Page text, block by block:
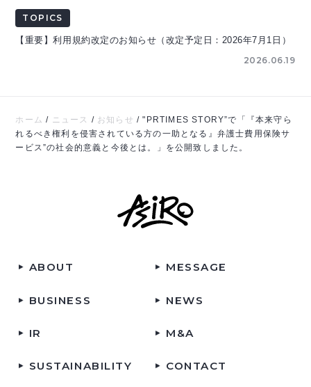
TOPICS
【重要】利用規約改定のお知らせ（改定予定日：2026年7月1日）
2026.06.19
ホーム / ニュース / お知らせ /"PRTIMES STORY”で「『本来守ら
れるべき権利を侵害されている方の一助となる』弁護士費用保険サ
ービス”の社会的意義と今後とは。」を公開致しました。
ABOUT MESSAGE
BUSINESS NEWS
IR M&A
SUSTAINABILITY CONTACT